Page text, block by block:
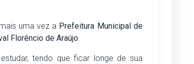
uma vez a Prefeitura Municipal de
Florêncio de Araújo.
tendo que ficar longe de sua